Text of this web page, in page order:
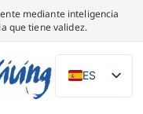
mediante inteligencia
que tiene validez.
ES
DE